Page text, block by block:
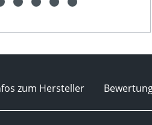
zum Hersteller